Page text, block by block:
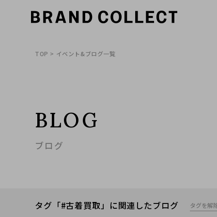
TOP > イベント&ブログ一覧
BLOG
ブログ
タグ「#古着買取」に関連したブログ タグを解